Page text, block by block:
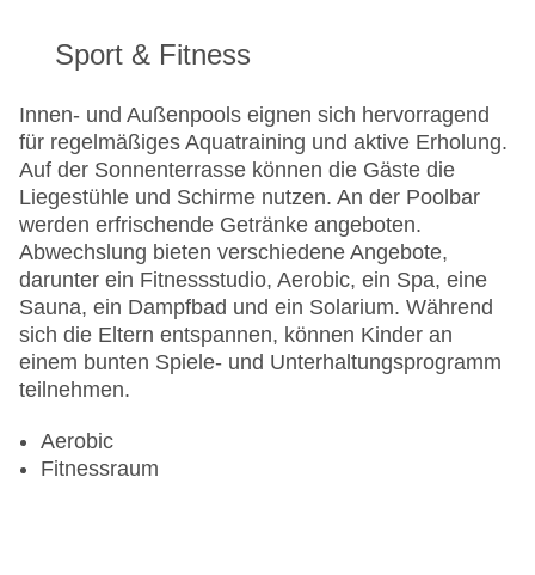
Sport & Fitness
Innen- und Außenpools eignen sich hervorragend
für regelmäßiges Aquatraining und aktive Erholung.
Auf der Sonnenterrasse können die Gäste die
Liegestühle und Schirme nutzen. An der Poolbar
werden erfrischende Getränke angeboten.
Abwechslung bieten verschiedene Angebote,
darunter ein Fitnessstudio, Aerobic, ein Spa, eine
Sauna, ein Dampfbad und ein Solarium. Während
sich die Eltern entspannen, können Kinder an
einem bunten Spiele- und Unterhaltungsprogramm
teilnehmen.
Aerobic
Fitnessraum